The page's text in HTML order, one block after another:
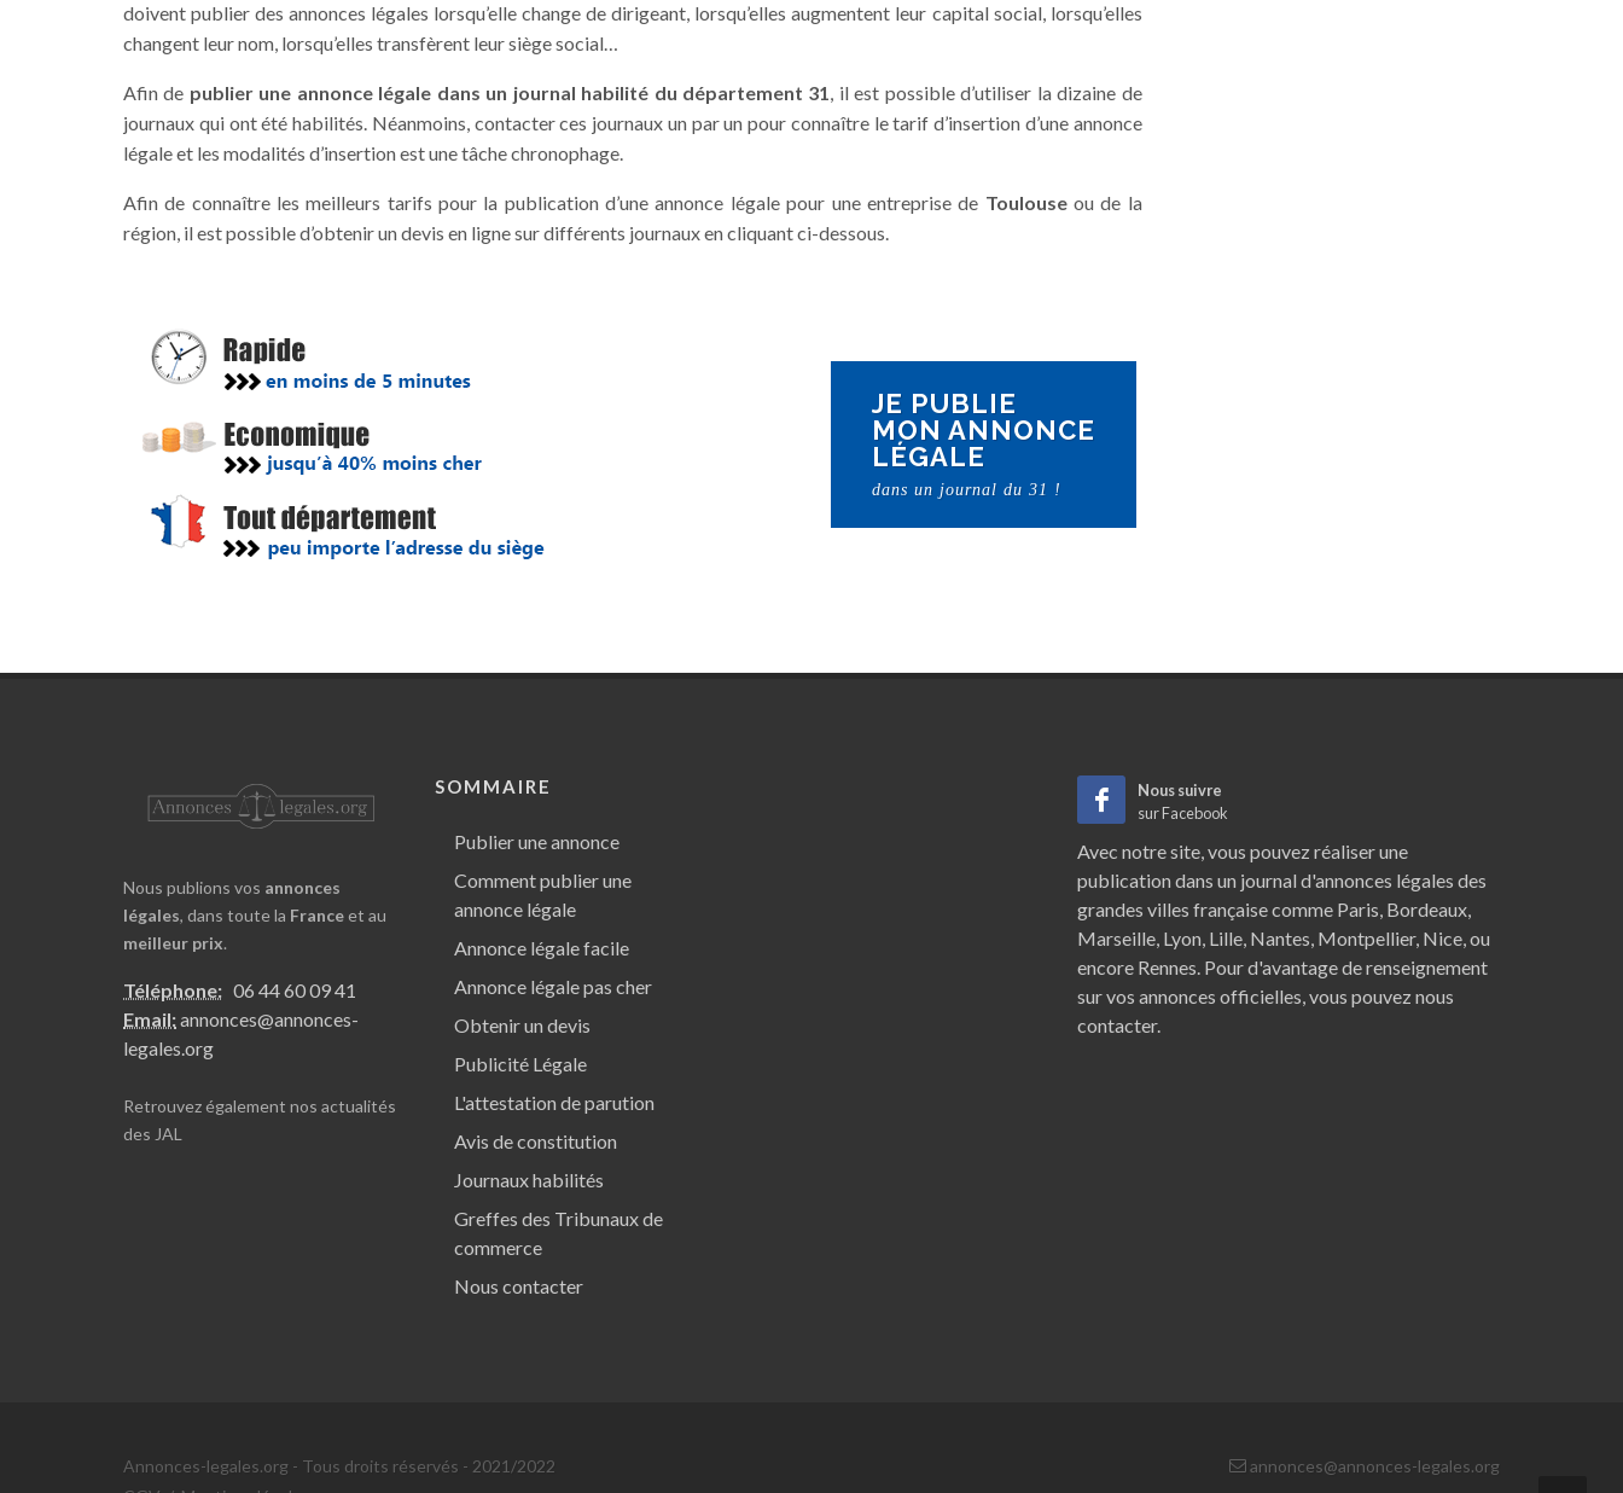
doivent publier des annonces légales lorsqu’elle change de dirigeant, lorsqu’elles augmentent leur capital social, lorsqu’elles
changent leur nom, lorsqu’elles transfèrent leur siège social…
Afin de publier une annonce légale dans un journal habilité du département 31, il est possible d’utiliser la dizaine de
journaux qui ont été habilités. Néanmoins, contacter ces journaux un par un pour connaître le tarif d’insertion d’une annonce
légale et les modalités d’insertion est une tâche chronophage.
Afin de connaître les meilleurs tarifs pour la publication d’une annonce légale pour une entreprise de Toulouseou de la
région, il est possible d’obtenir un devis en ligne sur différents journaux en cliquant ci-dessous.
JE PUBLIE
MON ANNONCE
LÉGALE
dans un journal du 31 !
Nous publions vos annonces
légales, dans toute la France et au
meilleur prix.
Téléphone: 06 44 60 09 41
Email:annonces@annonces-
legales.org
Retrouvez également nos actualités
des JAL
SOMMAIRE
Publier une annonce
Comment publier une
annonce légale
Annonce légale facile
Annonce légale pas cher
Obtenir un devis
Publicité Légale
L'attestation de parution
Avis de constitution
Journaux habilités
Greffes des Tribunaux de
commerce
Nous contacter
Nous suivre
sur Facebook
Avec notre site, vous pouvez réaliser une
publication dans un journal d'annonces légales des
grandes villes française comme Paris, Bordeaux,
Marseille, Lyon, Lille, Nantes, Montpellier, Nice, ou
encore Rennes. Pour d'avantage de renseignement
sur vos annonces officielles, vous pouvez nous
contacter.
Annonces-legales.org - Tous droits réservés - 2021/2022
annonces@annonces-legales.org